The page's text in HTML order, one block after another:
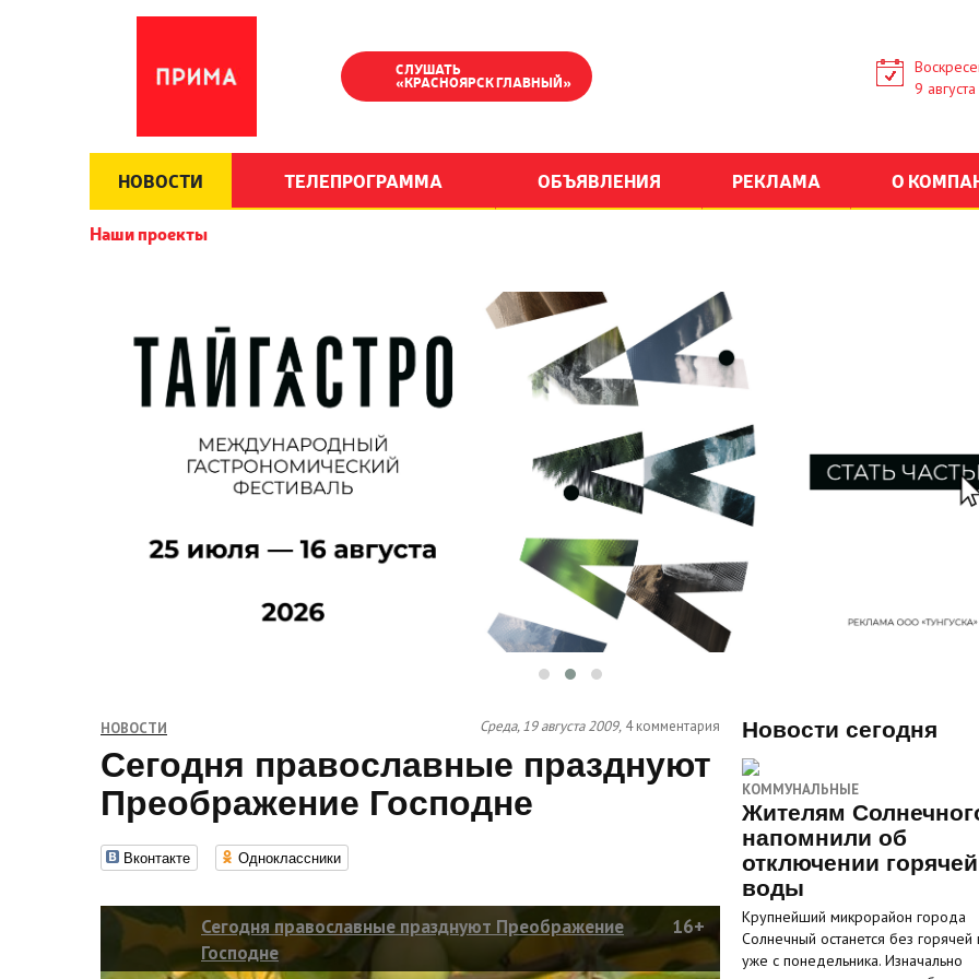
СЛУШАТЬ
«КРАСНОЯРСК ГЛАВНЫЙ»
9 августа
НОВОСТИ ТЕЛЕПРОГРАММА ОБЪЯВЛЕНИЯ РЕКЛАМА О
Наши проекты
НОВОСТИ Среда, 19 августа 2009, 4 комментария
Сегодня православные празднуют
Преображение Господне
Вконтакте Одноклассники
Сегодня православные празднуют Преображение
Господне
16+
Новости сегодня
КОММУНАЛЬНЫЕ
Жителям
напомнили об
отключении горячей
воды
Крупнейший микрорайон города
Солнечный останется без
уже с понедельника. Изначально